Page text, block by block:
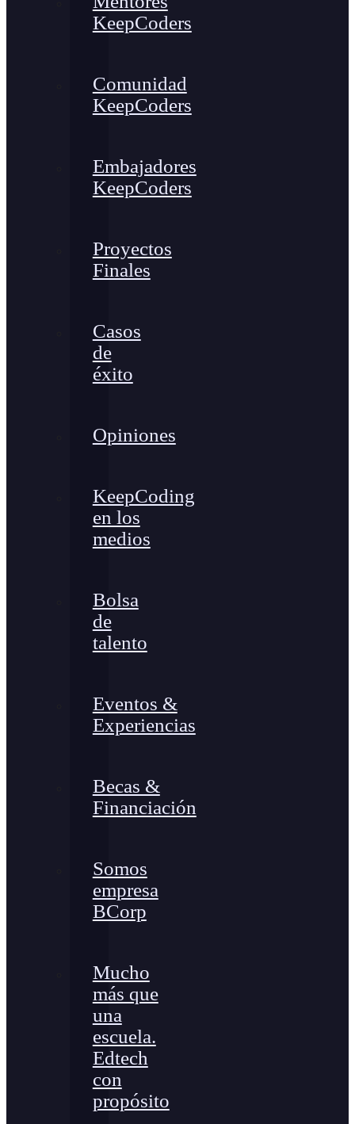
KeepCoders
Comunidad
KeepCoders
Embajadores
KeepCoders
Proyectos
Finales
Casos
de
éxito
Opiniones
KeepCoding
en los
medios
Bolsa
de
talento
Eventos &
Experiencias
Becas &
Financiación
Somos
empresa
BCorp
Mucho
más que
una
escuela.
Edtech
con
propósito